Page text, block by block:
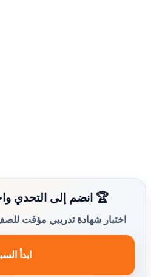
🏆 انضم إلى التحدي
اختبار شهادة تدريبي مؤقت
ابدأ